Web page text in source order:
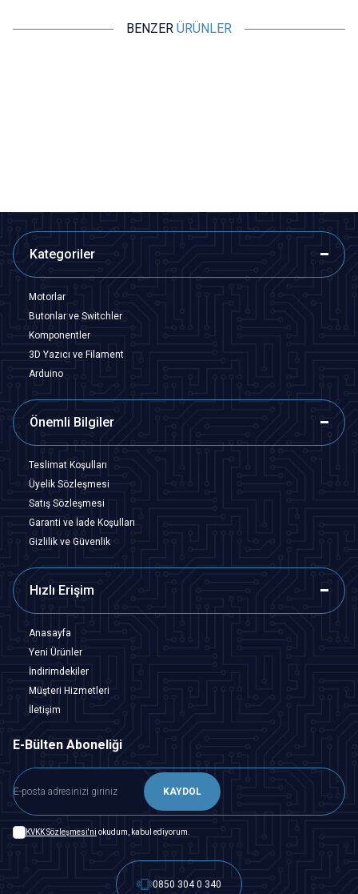
BENZER ÜRÜNLER
Kategoriler
Motorlar
Butonlar ve Switchler
Komponentler
3D Yazıcı ve Filament
Arduino
Önemli Bilgiler
Teslimat Koşulları
Üyelik Sözleşmesi
Satış Sözleşmesi
Garanti ve İade Koşulları
Gizlilik ve Güvenlik
Hızlı Erişim
Anasayfa
Yeni Ürünler
İndirimdekiler
Müşteri Hizmetleri
İletişim
E-Bülten Aboneliği
KAYDOL
KVKK Sözleşmesi'ni okudum, kabul ediyorum.
0850 304 0 340